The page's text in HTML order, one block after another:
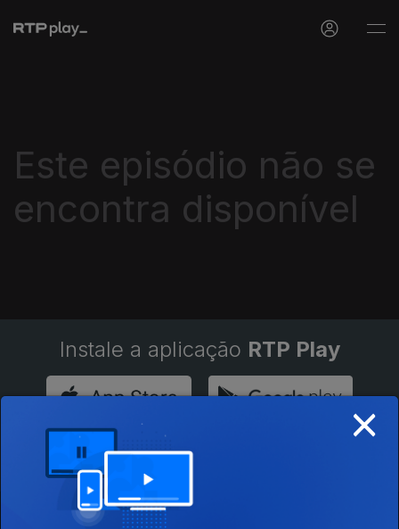
Este episódio não se
encontra disponível
Instale a aplicação RTP Play
Disponível para iOS, Android, Apple TV, Android TV e
CarPlay
×